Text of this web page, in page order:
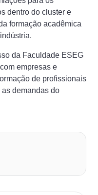
dentro do cluster e
formação acadêmica
da Faculdade ESEG
empresas e
de profissionais
demandas do